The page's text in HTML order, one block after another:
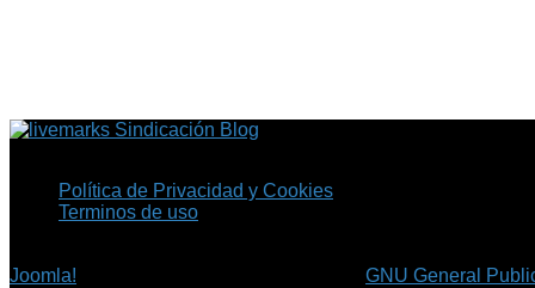
Sindicación Blog
Política de Privacidad y Cookies
Terminos de uso
Joomla!
GNU General